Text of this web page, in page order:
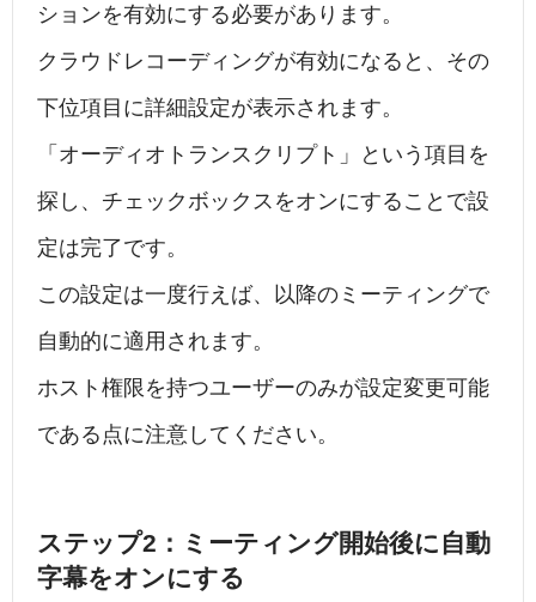
ションを有効にする必要があります。
クラウドレコーディングが有効になると、その
下位項目に詳細設定が表示されます。
「オーディオトランスクリプト」という項目を
探し、チェックボックスをオンにすることで設
定は完了です。
この設定は一度行えば、以降のミーティングで
自動的に適用されます。
ホスト権限を持つユーザーのみが設定変更可能
である点に注意してください。
ステップ2：ミーティング開始後に自動
字幕をオンにする